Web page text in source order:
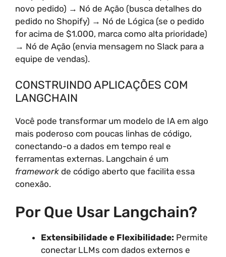
novo pedido) → Nó de Ação (busca detalhes do
pedido no Shopify) → Nó de Lógica (se o pedido
for acima de $1.000, marca como alta prioridade)
→ Nó de Ação (envia mensagem no Slack para a
equipe de vendas).
CONSTRUINDO APLICAÇÕES COM
LANGCHAIN
Você pode transformar um modelo de IA em algo
mais poderoso com poucas linhas de código,
conectando-o a dados em tempo real e
ferramentas externas. Langchain é um
framework de código aberto que facilita essa
conexão.
Por Que Usar Langchain?
Extensibilidade e Flexibilidade: Permite
conectar LLMs com dados externos e